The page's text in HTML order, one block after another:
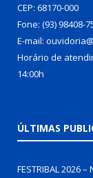
CEP: 68170-000
Fone: (93) 98408-
E-mail:
Horário de
14:00h
ÚLTIMAS
FESTRIBAL 2026